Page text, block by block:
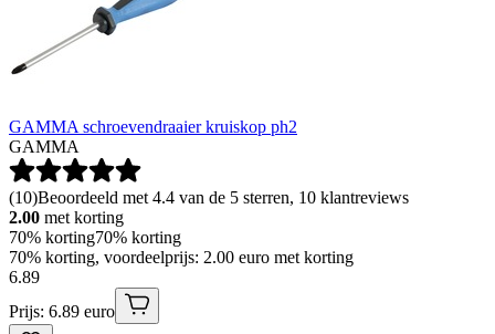
GAMMA schroevendraaier kruiskop ph2
GAMMA
(10)Beoordeeld met 4.4 van de 5 sterren, 10 klantreviews
2.00 met korting
70% korting70% korting
70% korting, voordeelprijs: 2.00 euro met korting
6.89
Prijs: 6.89 euro